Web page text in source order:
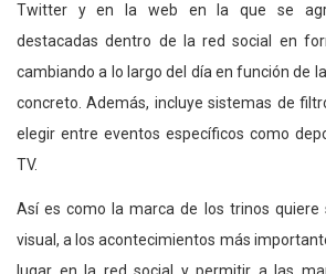
Twitter y en la web en la que se
destacadas dentro de la red social en
cambiando a lo largo del día en función de
concreto. Además, incluye sistemas de
elegir entre eventos específicos como
TV.
Así es como la marca de los trinos quiere
visual, a los acontecimientos más